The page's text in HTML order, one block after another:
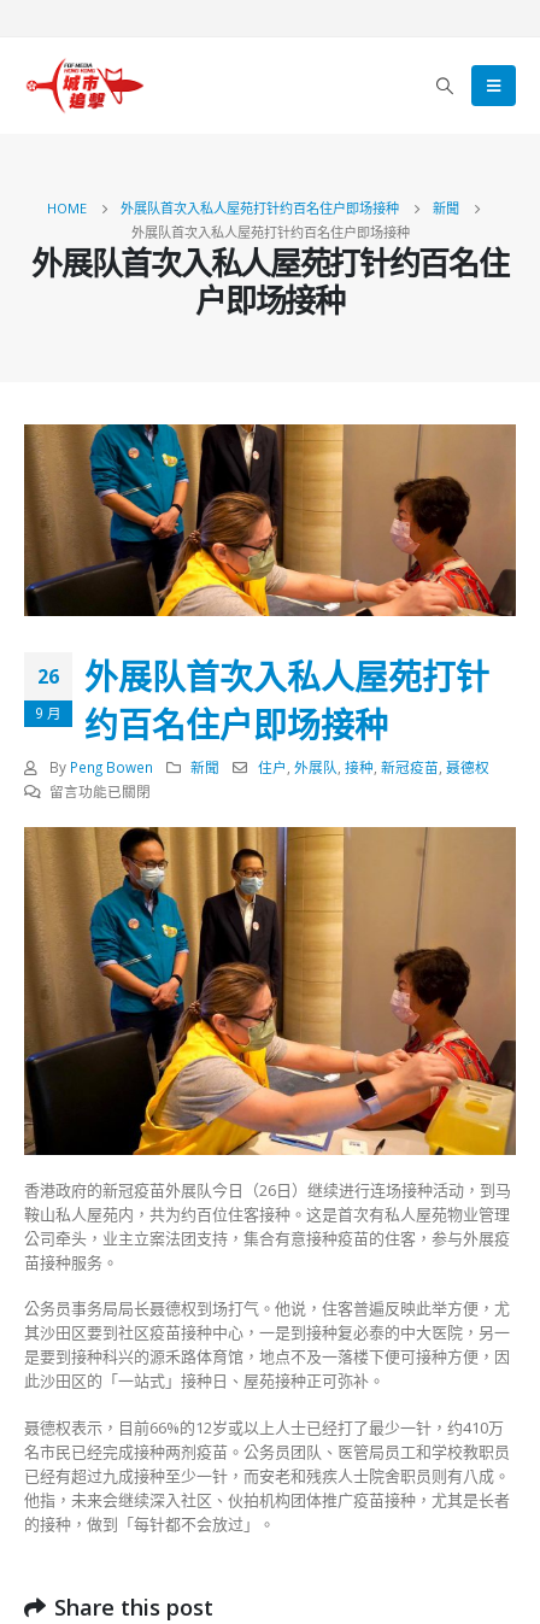
HOME 外展队首次入私人屋苑打针约百名住户即场接种
新聞
外展队首次入私人屋苑打针约百名住户即场接种
外展队首次入私人屋苑打针约百名住
户即场接种
26
9 月
外展队首次入私人屋苑打针
约百名住户即场接种
By Peng Bowen 新聞 住户,外展队,接种,新冠疫苗,聂德权
在
人
打
名
户
即
场
接
中
留言功能已關閉
香港政府的新冠疫苗外展队今日（26日）继续进行连场接种活动，到马
鞍山私人屋苑内，共为约百位住客接种。这是首次有私人屋苑物业管理
公司牵头，业主立案法团支持，集合有意接种疫苗的住客，参与外展疫
苗接种服务。
公务员事务局局长聂德权到场打气。他说，住客普遍反映此举方便，尤
其沙田区要到社区疫苗接种中心，一是到接种复必泰的中大医院，另一
是要到接种科兴的源禾路体育馆，地点不及一落楼下便可接种方便，因
此沙田区的「一站式」接种日、屋苑接种正可弥补。
聂德权表示，目前66%的12岁或以上人士已经打了最少一针，约410万
名市民已经完成接种两剂疫苗。公务员团队、医管局员工和学校教职员
已经有超过九成接种至少一针，而安老和残疾人士院舍职员则有八成。
他指，未来会继续深入社区、伙拍机构团体推广疫苗接种，尤其是长者
的接种，做到「每针都不会放过」。
Share this post